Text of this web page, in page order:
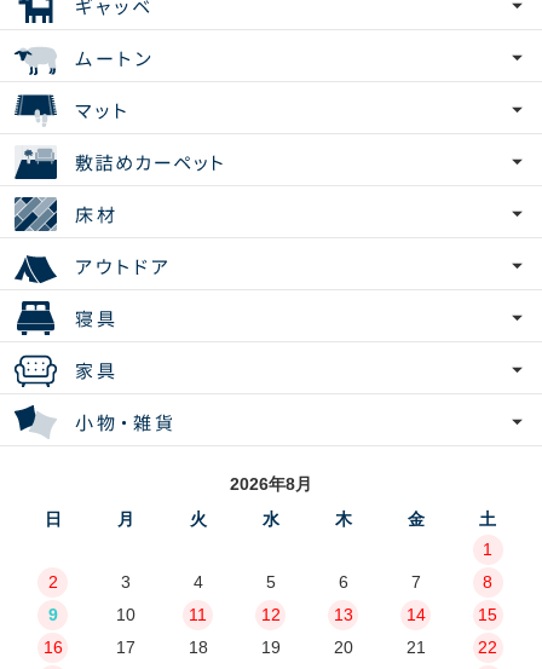
2026年8月
日
月 火 水 木 金
土
1
2
3 4 5 6 7
8
9
10 11 12 13 14
15
16
17 18 19 20 21
22